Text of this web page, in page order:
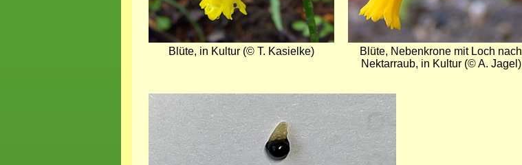
Blüte, in Kultur (© T. Kasielke)
Blüte, Nebenkrone mit Loch nach
Nektarraub, in Kultur (© A. Jagel)
Bild